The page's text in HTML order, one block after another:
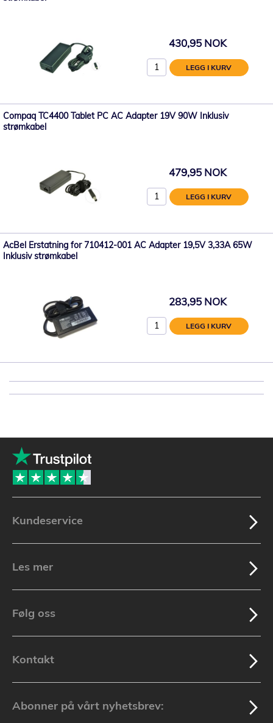
430,95 NOK
LEGG I KURV
Compaq TC4400 Tablet PC AC Adapter 19V 90W Inklusiv
strømkabel
479,95 NOK
LEGG I KURV
AcBel Erstatning for 710412-001 AC Adapter 19,5V 3,33A 65W
Inklusiv strømkabel
283,95 NOK
LEGG I KURV
Kundeservice
Les mer
Følg oss
Kontakt
Abonner på vårt nyhetsbrev: